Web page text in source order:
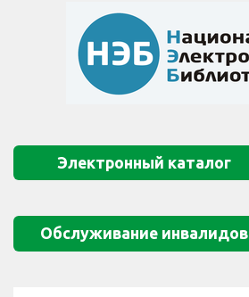
Электронный каталог
Обслуживание инвалидов